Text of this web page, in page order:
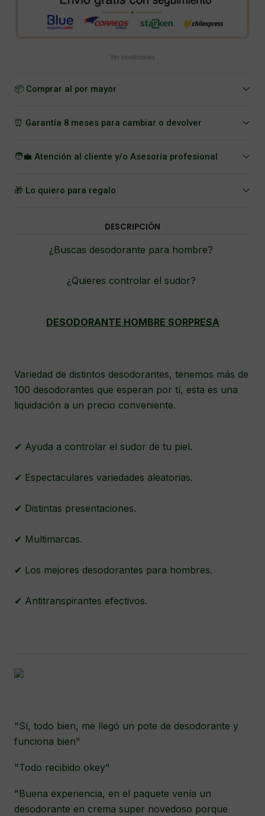
Ver condiciones
📦 Comprar al por mayor
⏰ Garantía 8 meses para cambiar o devolver
🧑‍💼 Atención al cliente y/o Asesoría profesional
🎁 Lo quiero para regalo
DESCRIPCIÓN
¿Buscas desodorante para hombre?
¿Quieres controlar el sudor?
DESODORANTE HOMBRE SORPRESA
Variedad de distintos desodorantes, tenemos más de
100 desodorantes que esperan por tí, esta es una
liquidación a un precio conveniente.
✔ Ayuda a controlar el sudor de tu piel.
✔ Espectaculares variedades aleatorias.
✔ Distintas presentaciones.
✔ Multimarcas.
✔ Los mejores desodorantes para hombres.
✔ Antitranspirantes efectivos.
"Sí, todo bien, me llegó un pote de desodorante y
funciona bien"
"Todo recibido okey"
"Buena experiencia, en el paquete venía un
desodorante en crema super novedoso porque